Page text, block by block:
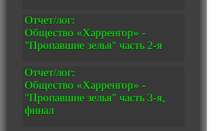
Отчет/лог:
Общество «Харренгор» -
"Пропавшие зелья" часть 2-я
Отчет/лог:
Общество «Харренгор» -
"Пропавшие зелья" часть 3-я,
финал